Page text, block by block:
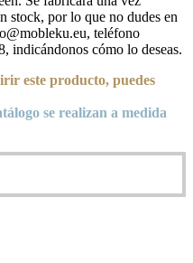
stock, por lo que no dudes en
teléfono
indicándonos cómo lo deseas.
este producto, puedes
se realizan a medida